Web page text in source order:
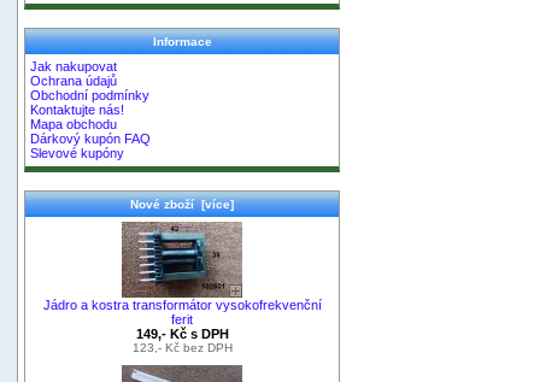
Informace
Jak nakupovat
Ochrana údajů
Obchodní podmínky
Kontaktujte nás!
Mapa obchodu
Dárkový kupón FAQ
Slevové kupóny
Nové zboží [více]
Jádro a kostra transformátor vysokofrekvenční
ferit
149,- Kč s DPH
123,- Kč bez DPH